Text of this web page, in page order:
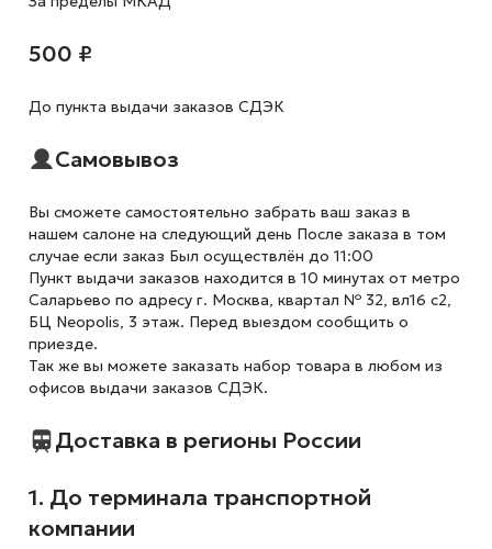
500 ₽
До пункта выдачи заказов СДЭК
Самовывоз
Вы сможете самостоятельно забрать ваш заказ в
нашем салоне на следующий день После заказа в том
случае если заказ Был осуществлён до 11:00
Пункт выдачи заказов находится в 10 минутах от метро
Саларьево по адресу г. Москва, квартал № 32, вл16 с2,
БЦ Neopolis, 3 этаж. Перед выездом сообщить о
приезде.
Так же вы можете заказать набор товара в любом из
офисов выдачи заказов СДЭК.
Доставка в регионы России
1. До терминала транспортной
компании